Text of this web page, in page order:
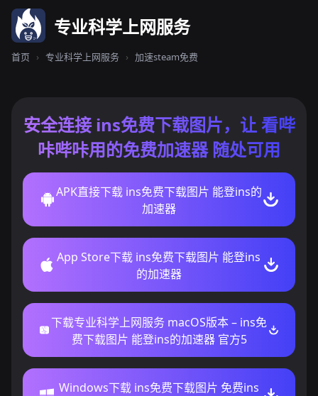
专业科学上网服务
首页 › 专业科学上网服务 › 加速steam免费
安全连接 ins免费下载图片，让 看哔
咔哔咔用的免费加速器 随处可用
APK直接下载 ins免费下载图片 能登ins的
加速器
App Store下载 ins免费下载图片 能登ins
的加速器
下载专业科学上网服务 macOS版本 – ins免
费下载图片 能登ins的加速器 官方5
Windows下载 ins免费下载图片 免费ins